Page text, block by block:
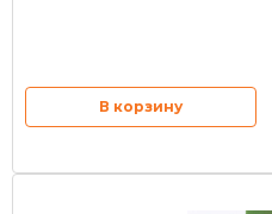
В корзину